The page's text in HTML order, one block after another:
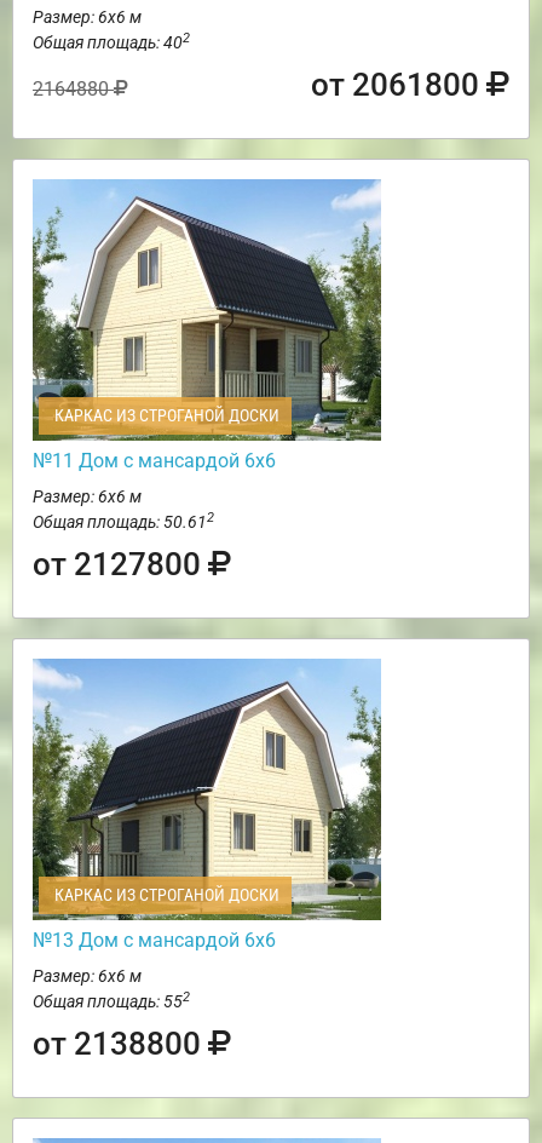
Размер: 6х6 м
Общая площадь: 402
2164880 от 2061800
КАРКАС ИЗ СТРОГАНОЙ ДОСКИ
№11 Дом с мансардой 6х6
Размер: 6х6 м
Общая площадь: 50.612
от 2127800
КАРКАС ИЗ СТРОГАНОЙ ДОСКИ
№13 Дом с мансардой 6х6
Размер: 6х6 м
Общая площадь: 552
от 2138800